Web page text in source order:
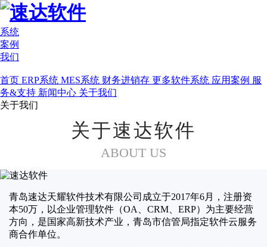
系统
案例
我们
首页 ERP系统 MES系统 财务进销存 更多软件系统 应用案例 服
务&支持 新闻中心 关于我们
关于我们
关于速达软件
ABOUT US
青岛速达天耀软件技术有限公司成立于2017年6月，注册资
本50万，以企业管理软件（OA、CRM、ERP）为主要经营
方向，是国家高新技术产业，青岛市信管局指定软件云服务
商合作单位。